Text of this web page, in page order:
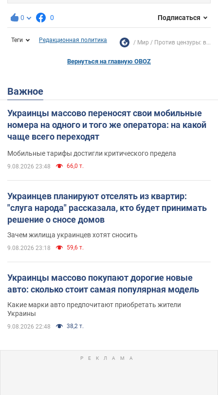
0 0 Подписаться
Теги Редакционная политика Мир Против цензуры: в...
Вернуться на главную OBOZ
Важное
Украинцы массово переносят свои мобильные
номера на одного и того же оператора: на какой
чаще всего переходят
Мобильные тарифы достигли критического предела
9.08.2026 23:48 66,0 т.
Украинцев планируют отселять из квартир:
"слуга народа" рассказала, кто будет принимать
решение о сносе домов
Зачем жилища украинцев хотят сносить
9.08.2026 23:18 59,6 т.
Украинцы массово покупают дорогие новые
авто: сколько стоит самая популярная модель
Какие марки авто предпочитают приобретать жители
Украины
9.08.2026 22:48 38,2 т.